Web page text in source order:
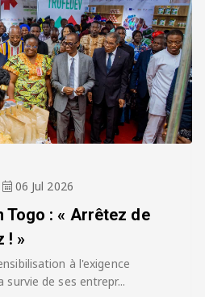
06 Jul 2026
Togo : « Arrêtez de
! »
à l'exigence
de ses entrepr...